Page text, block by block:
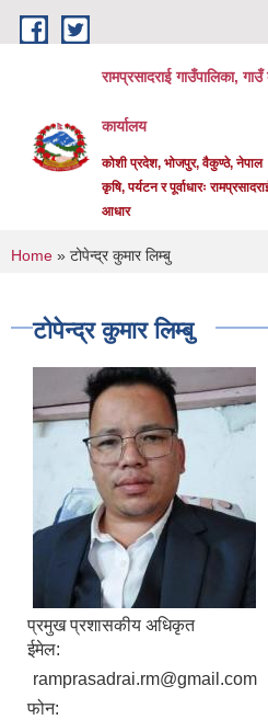
Skip to main content
रामप्रसादराई गाउँपालिका, गाउँ
कार्यालय
कोशी प्रदेश, भोजपुर, वैकुण्ठे, नेपाल
कृषि, पर्यटन र पूर्वाधारः
आधार
You are here
Home » टोपेन्द्र कुमार लिम्बु
टोपेन्द्र कुमार लिम्बु
प्रमुख प्रशासकीय अधिकृत
ईमेल:
ramprasadrai.rm@gmail.com
फोन: